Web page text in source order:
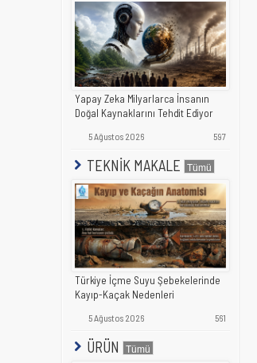
Yapay Zeka Milyarlarca İnsanın
Doğal Kaynaklarını Tehdit Ediyor
5 Ağustos 2026 597
TEKNİK MAKALE
Türkiye İçme Suyu Şebekelerinde
Kayıp-Kaçak Nedenleri
5 Ağustos 2026 561
ÜRÜN